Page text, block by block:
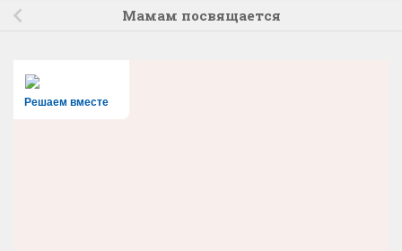
Мамам посвящается
Решаем вместе